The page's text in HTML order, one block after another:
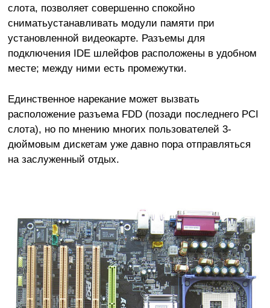
слота, позволяет совершенно спокойно
сниматьустанавливать модули памяти при
установленной видеокарте. Разъемы для
подключения IDE шлейфов расположены в удобном
месте; между ними есть промежутки.
Единственное нарекание может вызвать
расположение разъема FDD (позади последнего PCI
слота), но по мнению многих пользователей 3-
дюймовым дискетам уже давно пора отправляться
на заслуженный отдых.